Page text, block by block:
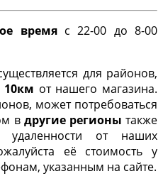
времяс 22-00 до 8-00
для районов,
10км от нашего магазина.
может потребоваться
в другие регионы также
от наших
её стоимость у
указанным на сайте.